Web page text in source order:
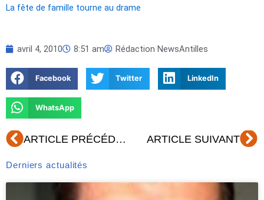
La fête de famille tourne au drame
avril 4, 2010 8:51 am Rédaction NewsAntilles
Facebook Twitter LinkedIn
WhatsApp
Précédent ARTICLE PRÉCÉDENT ARTICLE SUIVANT
Derniers actualités